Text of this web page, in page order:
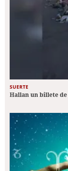
SUERTE
Hallan un billete